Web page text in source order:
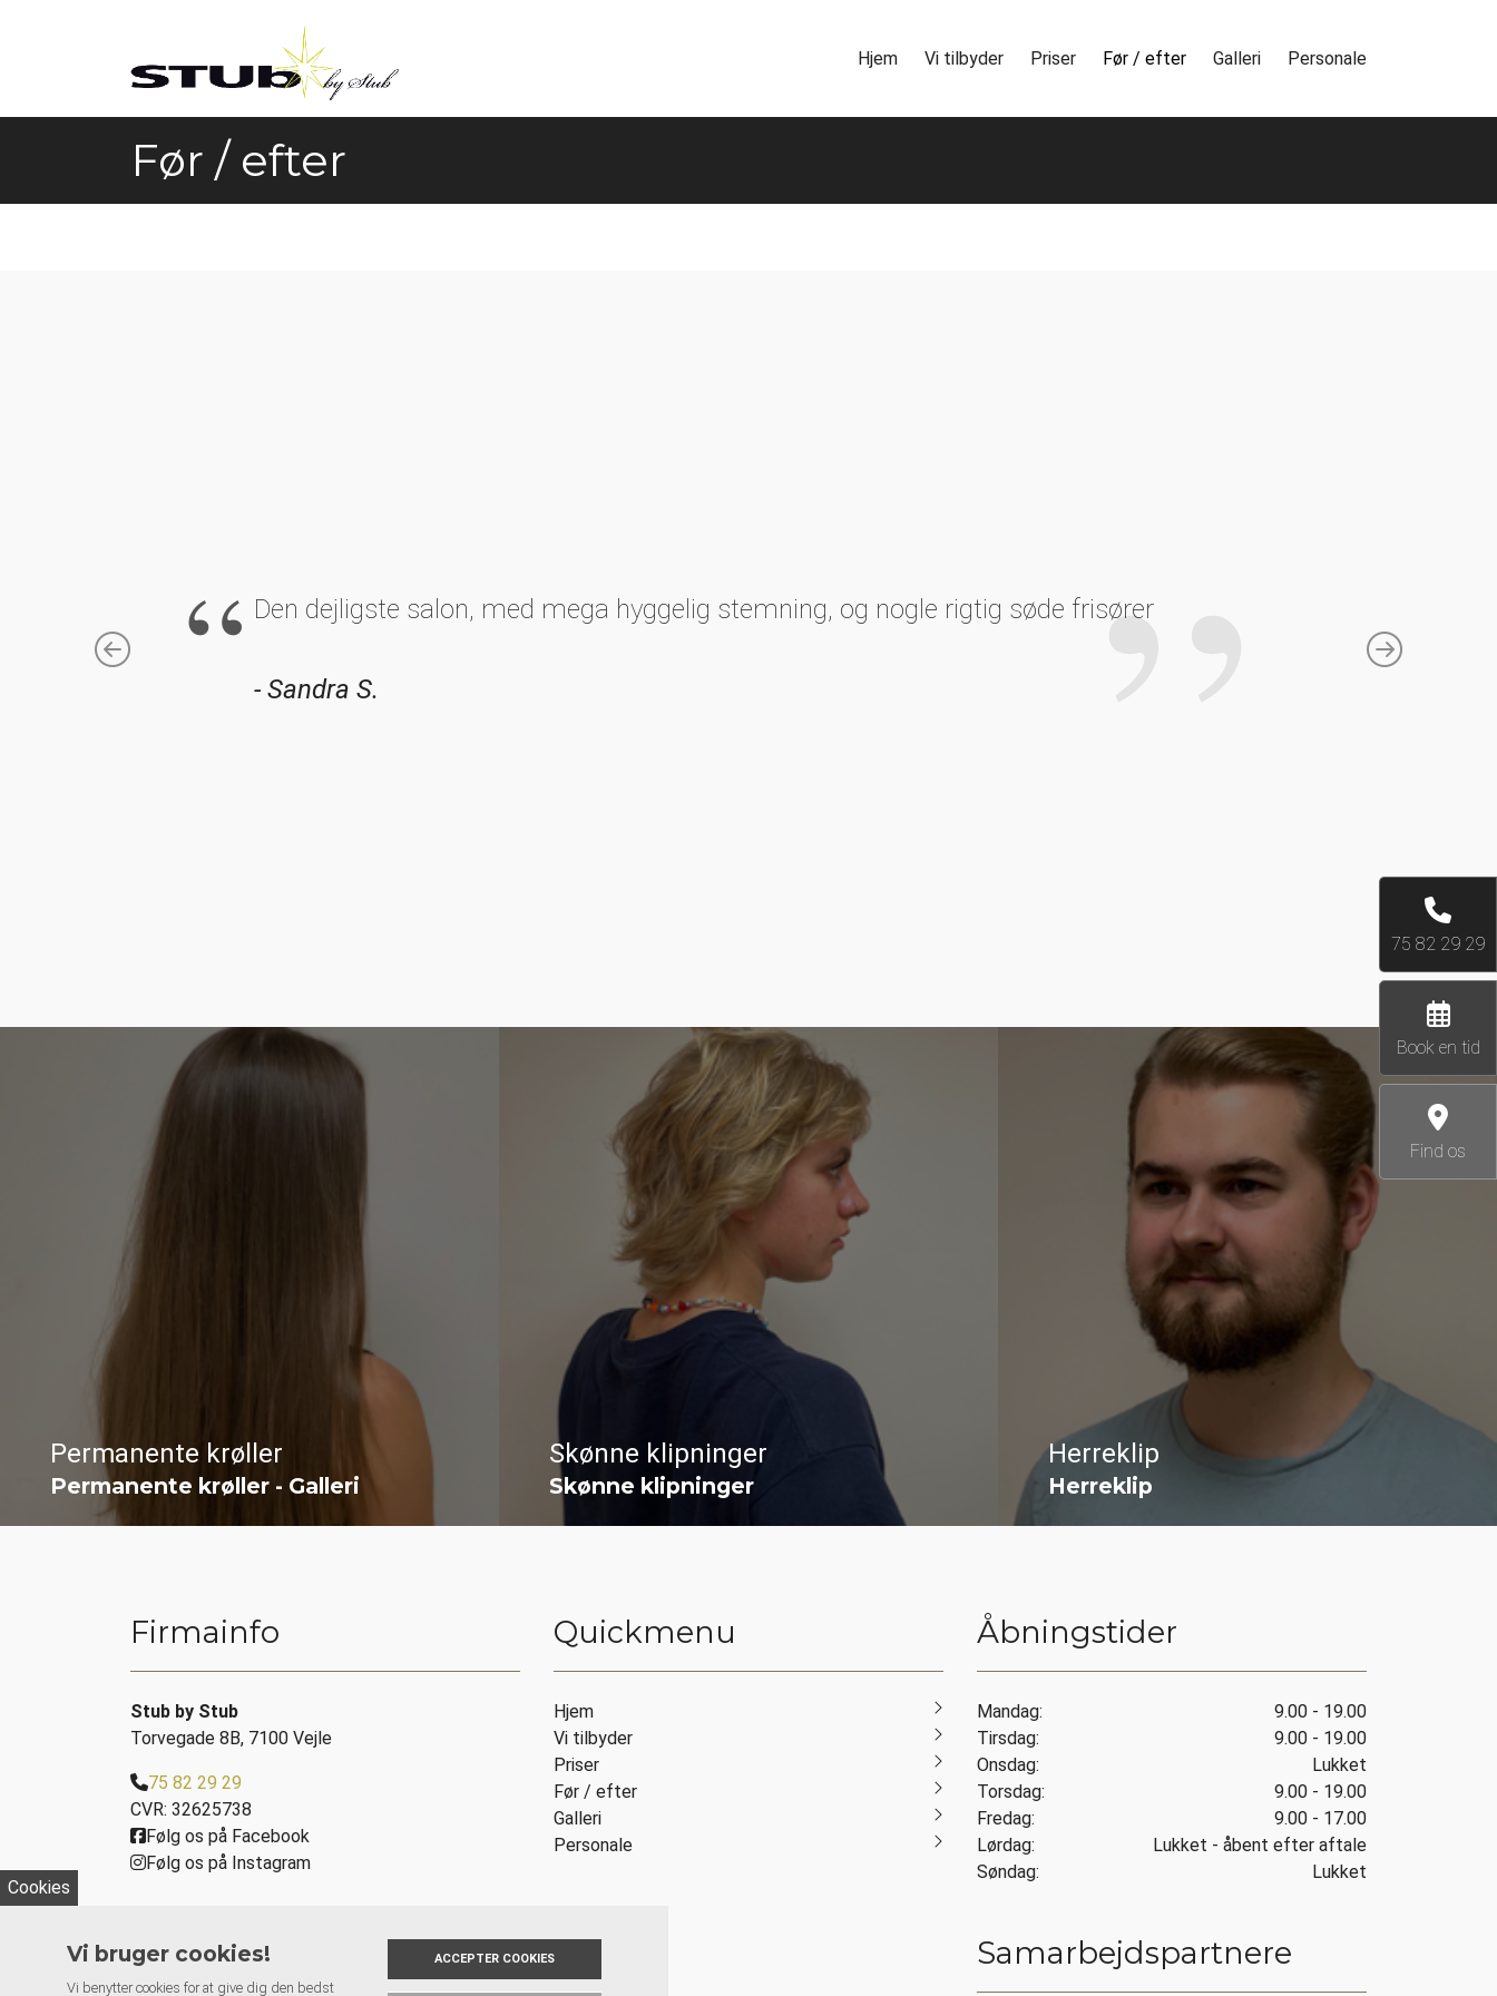
Hjem Vi tilbyder Priser Før / efter Galleri Personale
Før / efter
Den dejligste salon, med mega hyggelig stemning, og nogle rigtig søde frisører
- Sandra S.
Previous Next
Permanente krøller
Permanente krøller - Galleri
Skønne klipninger
Skønne klipninger
Herreklip
Herreklip
Firmainfo
Stub by Stub
Torvegade 8B, 7100 Vejle
75 82 29 29
CVR: 32625738
Følg os på Facebook
Følg os på Instagram
Quickmenu
Hjem
Vi tilbyder
Priser
Før / efter
Galleri
Personale
Åbningstider
Mandag:
9.00 - 19.00
Tirsdag:
9.00 - 19.00
Onsdag:
Lukket
Torsdag:
9.00 - 19.00
Fredag:
9.00 - 17.00
Lørdag:
Lukket - åbent efter aftale
Søndag:
Lukket
Samarbejdspartnere
75 82 29 29
Book en tid
Find os
Cookies
Vi bruger cookies!
Vi benytter cookies for at give dig den bedst
ACCEPTER COOKIES